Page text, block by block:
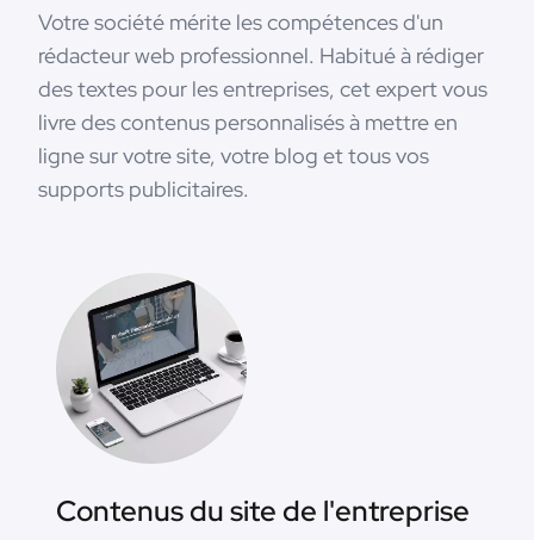
Votre société mérite les compétences d'un
rédacteur web professionnel. Habitué à rédiger
des textes pour les entreprises, cet expert vous
livre des contenus personnalisés à mettre en
ligne sur votre site, votre blog et tous vos
supports publicitaires.
Contenus du site de l'entreprise